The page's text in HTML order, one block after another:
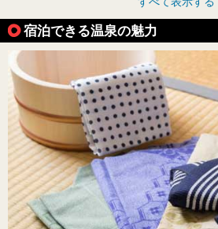
宿泊できる温泉の魅力